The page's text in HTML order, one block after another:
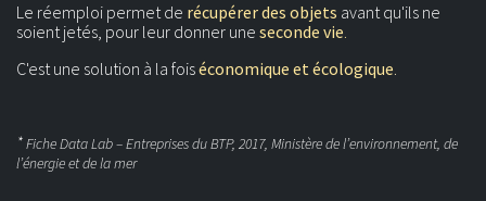
Le réemploi permet de récupérer des objets avant qu'ils ne
soient jetés, pour leur donner une seconde vie.
C'est une solution à la foiséconomique et écologique.
*Fiche Data Lab – Entreprises du BTP, 2017, Ministère de l’environnement, de
l’énergie et de la mer